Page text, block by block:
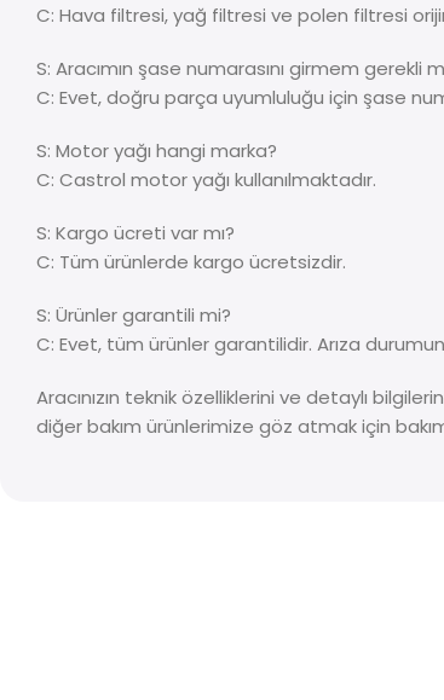
C: Hava filtresi, yağ filtresi ve polen filtresi
S: Aracımın şase numarasını girmem gerekli
C: Evet, doğru parça uyumluluğu için şase
S: Motor yağı hangi marka?
C: Castrol motor yağı kullanılmaktadır.
S: Kargo ücreti var mı?
C: Tüm ürünlerde kargo ücretsizdir.
S: Ürünler garantili mi?
C: Evet, tüm ürünler garantilidir. Arıza
Aracınızın teknik özelliklerini ve detaylı
diğer bakım ürünlerimize göz atmak için